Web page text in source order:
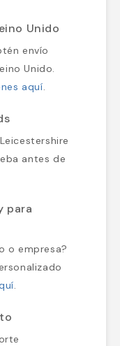
Unido
envío
Unido.
aquí.
antes de
para
o empresa?
.